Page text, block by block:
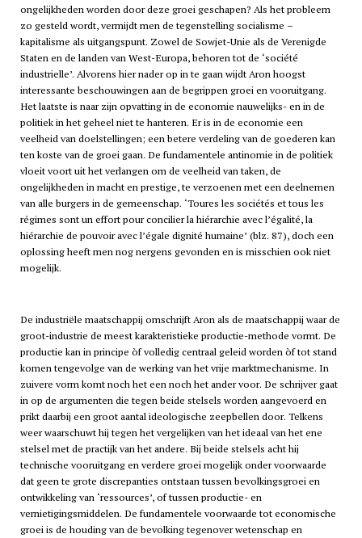
ongelijkheden worden door deze groei geschapen? Als het probleem
zo gesteld wordt, vermijdt men de tegenstelling socialisme –
kapitalisme als uitgangspunt. Zowel de Sowjet-Unie als de Verenigde
Staten en de landen van West-Europa, behoren tot de ‘société
industrielle’. Alvorens hier nader op in te gaan wijdt Aron hoogst
interessante beschouwingen aan de begrippen groei en vooruitgang.
Het laatste is naar zijn opvatting in de economie nauwelijks- en in de
politiek in het geheel niet te hanteren. Er is in de economie een
veelheid van doelstellingen; een betere verdeling van de goederen kan
ten koste van de groei gaan. De fundamentele antinomie in de politiek
vloeit voort uit het verlangen om de veelheid van taken, de
ongelijkheden in macht en prestige, te verzoenen met een deelnemen
van alle burgers in de gemeenschap. ‘Toures les sociétés et tous les
régimes sont un effort pour concilier la hiérarchie avec l’égalité, la
hiérarchie de pouvoir avec l’égale dignité humaine’ (blz. 87), doch een
oplossing heeft men nog nergens gevonden en is misschien ook niet
mogelijk.
De industriële maatschappij omschrijft Aron als de maatschappij waar de
groot-industrie de meest karakteristieke productie-methode vormt. De
productie kan in principe òf volledig centraal geleid worden òf tot stand
komen tengevolge van de werking van het vrije marktmechanisme. In
zuivere vorm komt noch het een noch het ander voor. De schrijver gaat
in op de argumenten die tegen beide stelsels worden aangevoerd en
prikt daarbij een groot aantal ideologische zeepbellen door. Telkens
weer waarschuwt hij tegen het vergelijken van het ideaal van het ene
stelsel met de practijk van het andere. Bij beide stelsels acht hij
technische vooruitgang en verdere groei mogelijk onder voorwaarde
dat geen te grote discrepanties ontstaan tussen bevolkingsgroei en
ontwikkeling van ‘ressources’, of tussen productie- en
vernietigingsmiddelen. De fundamentele voorwaarde tot economische
groei is de houding van de bevolking tegenover wetenschap en